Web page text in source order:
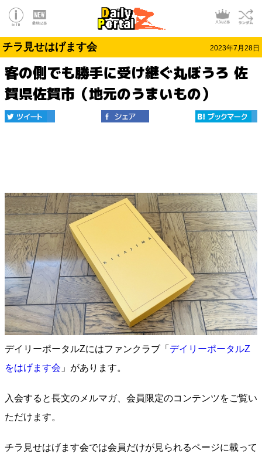
チラ見せはげます会 2023年7月28日
客の側でも勝手に受け継ぐ丸ぼうろ 佐
賀県佐賀市（地元のうまいもの）
デイリーポータルZにはファンクラブ「 デイリーポータルZ
をはげます会 」があります。
入会すると長文のメルマガ、会員限定のコンテンツをご覧い
ただけます。
チラ見せはげます会では会員だけが見られるページに載って